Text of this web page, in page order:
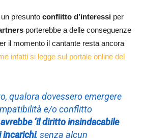
presunto conflitto d’interessi per
porterebbe a delle conseguenze
il momento il cantante resta ancora
infatti si legge sul portale online del
qualora dovessero emergere
e/o conflitto
‘il diritto insindacabile
incarichi, senza alcun